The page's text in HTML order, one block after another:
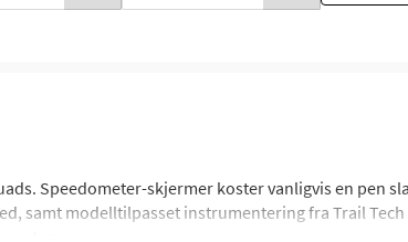
Speedometer-skjermer koster vanligvis en pen
samt modelltilpasset instrumentering fra Trail